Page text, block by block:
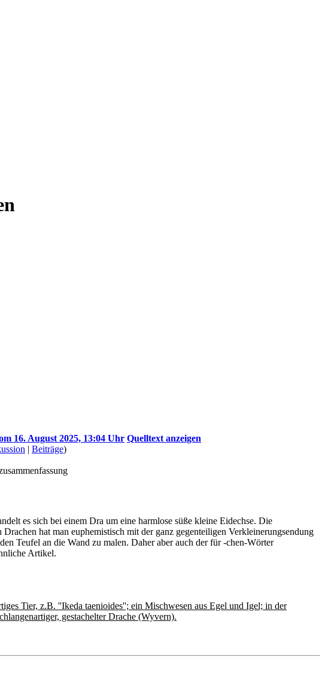
16. August 2025, 13:04 Uhr Quelltext anzeigen
| Beiträge)
es sich bei einem Dra um eine harmlose süße kleine Eidechse. Die
Drachen hat man euphemistisch mit der ganz gegenteiligen Verkleinerungsendung
Teufel an die Wand zu malen. Daher aber auch der für -chen-Wörter
Artikel.
Tier, z.B. ''Ikeda taenioides''; ein Mischwesen aus Egel und Igel; in der
gestachelter Drache (Wyvern).